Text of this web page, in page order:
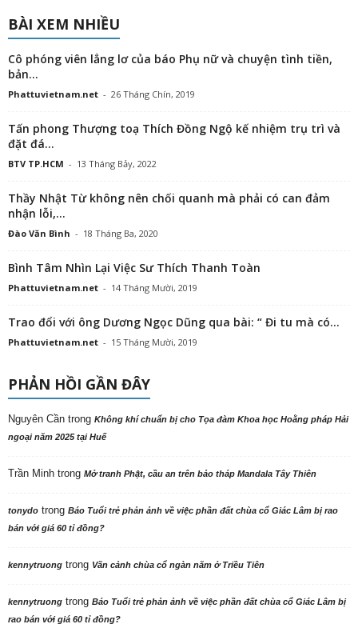
BÀI XEM NHIỀU
Cô phóng viên lẳng lơ của báo Phụ nữ và chuyện tình tiền,
bản...
Phattuvietnam.net - 26 Tháng Chín, 2019
Tấn phong Thượng toạ Thích Đồng Ngộ kế nhiệm trụ trì và
đặt đá...
BTV TP.HCM - 13 Tháng Bảy, 2022
Thầy Nhật Từ không nên chối quanh mà phải có can đảm
nhận lỗi,...
Đào Văn Bình - 18 Tháng Ba, 2020
Bình Tâm Nhìn Lại Việc Sư Thích Thanh Toàn
Phattuvietnam.net - 14 Tháng Mười, 2019
Trao đổi với ông Dương Ngọc Dũng qua bài: “ Đi tu mà có...
Phattuvietnam.net - 15 Tháng Mười, 2019
PHẢN HỒI GẦN ĐÂY
Nguyên Cần trong Không khí chuẩn bị cho Tọa đàm Khoa học Hoằng pháp Hải
ngoại năm 2025 tại Huế
Trần Minh trong Mở tranh Phật, cầu an trên bảo tháp Mandala Tây Thiên
tonydo trong Báo Tuổi trẻ phản ảnh về việc phần đất chùa cổ Giác Lâm bị rao
bán với giá 60 tỉ đồng?
kennytruong trong Vãn cảnh chùa cổ ngàn năm ở Triều Tiên
kennytruong trong Báo Tuổi trẻ phản ảnh về việc phần đất chùa cổ Giác Lâm bị
rao bán với giá 60 tỉ đồng?